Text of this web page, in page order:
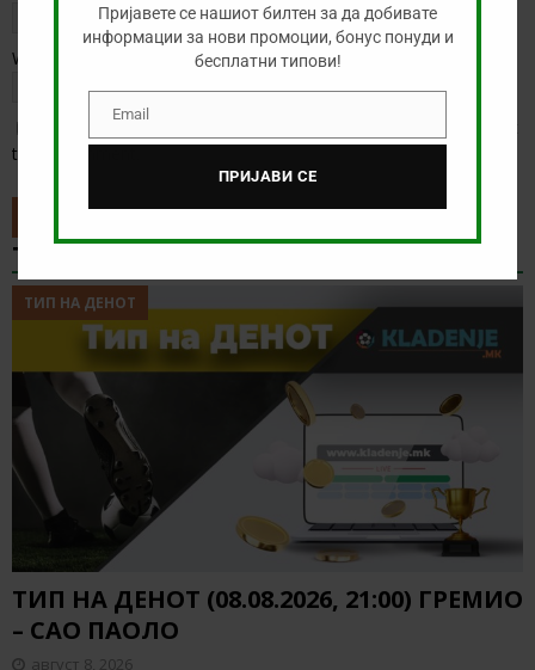
Website
Save my name, email, and website in this browser for the next
time I comment.
ТИП НА ДЕНОТ
ТИП НА ДЕНОТ
ТИП НА ДЕНОТ (08.08.2026, 21:00) ГРЕМИО
– САО ПАОЛО
август 8, 2026
Пријавете се нашиот билтен за да добивате
информации за нови промоции, бонус понуди и
бесплатни типови!
EmailEmail
ПРИЈАВИ СЕ